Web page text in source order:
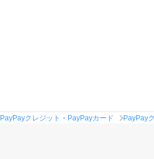
PayPayクレジット・PayPayカード PayPay